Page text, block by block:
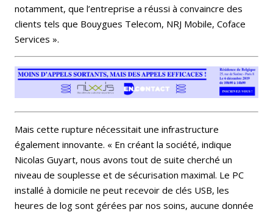
notamment, que l’entreprise a réussi à convaincre des
clients tels que Bouygues Telecom, NRJ Mobile, Coface
Services ».
Mais cette rupture nécessitait une infrastructure
également innovante. « En créant la société, indique
Nicolas Guyart, nous avons tout de suite cherché un
niveau de souplesse et de sécurisation maximal. Le PC
installé à domicile ne peut recevoir de clés USB, les
heures de log sont gérées par nos soins, aucune donnée